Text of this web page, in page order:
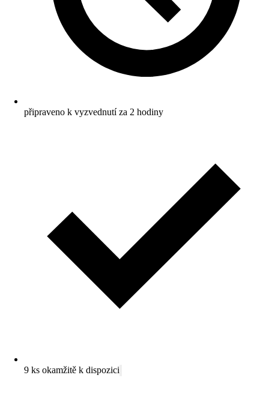
připraveno k vyzvednutí za 2 hodiny
9 ks okamžitě k dispozici